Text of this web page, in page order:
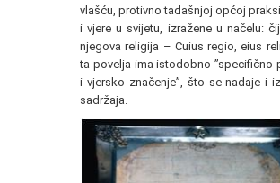
vlašću, protivno tadašnjoj općoj
i vjere u svijetu, izražene u načelu:
njegova religija – Cuius regio, eius
ta povelja ima istodobno ”specifično
i vjersko značenje”, što se nadaje i
sadržaja.